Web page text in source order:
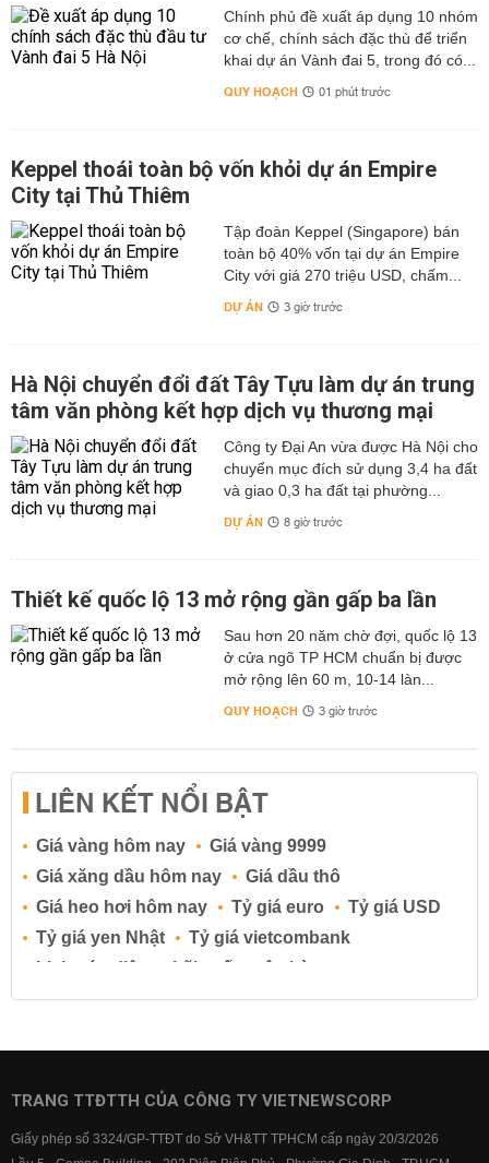
Chính phủ đề xuất áp dụng 10 nhóm
cơ chế, chính sách đặc thù để triển
khai dự án Vành đai 5, trong đó có...
QUY HOẠCH 01 phút trước
Keppel thoái toàn bộ vốn khỏi dự án Empire
City tại Thủ Thiêm
Tập đoàn Keppel (Singapore) bán
toàn bộ 40% vốn tại dự án Empire
City với giá 270 triệu USD, chấm...
DỰ ÁN 3 giờ trước
Hà Nội chuyển đổi đất Tây Tựu làm dự án trung
tâm văn phòng kết hợp dịch vụ thương mại
Công ty Đại An vừa được Hà Nội cho
chuyển mục đích sử dụng 3,4 ha đất
và giao 0,3 ha đất tại phường...
DỰ ÁN 8 giờ trước
Thiết kế quốc lộ 13 mở rộng gần gấp ba lần
Sau hơn 20 năm chờ đợi, quốc lộ 13
ở cửa ngõ TP HCM chuẩn bị được
mở rộng lên 60 m, 10-14 làn...
QUY HOẠCH 3 giờ trước
LIÊN KẾT NỔI BẬT
Giá vàng hôm nay
Giá vàng 9999
Giá xăng dầu hôm nay
Giá dầu thô
Giá heo hơi hôm nay
Tỷ giá euro
Tỷ giá USD
Tỷ giá yen Nhật
Tỷ giá vietcombank
Lịch cúp điện
Lãi suất ngân hàng
Lãi suất tiết kiệm
Lãi suất tiền gửi
Lãi suất ngân hàng BIDV
Lãi suất ngân hàng Vietcombank
TRANG TTĐTTH CỦA CÔNG TY VIETNEWSCORP
Giấy phép số 3324/GP-TTĐT do Sở VH&TT TPHCM cấp ngày 20/3/2026